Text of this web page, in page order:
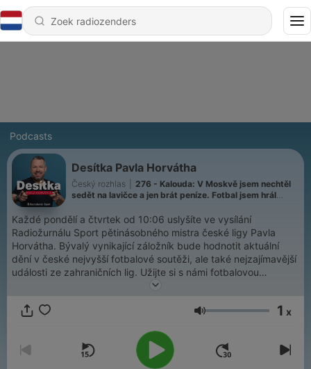
Podcasts
Desítka Pavla Horvátha
Český rozhlas
276 - Kalouda: V Moskvě jsem nechtěl
sedět na lavičce a jen brát peníze. Fotbal jsem hrál
Každé pondělí a čtvrtek od 10:06 uslyšíte ve vysílání
Radiožurnálu Sport pětinásobného mistra české ligy Pavla
Horvátha. Bývalý vynikající záložník bude hodnotit aktuální
dění v české nejvyšší fotbalové soutěži, ale také nejzajímavější
události ze zahraničních lig. Užijte si s námi fotbalovou
Všechny díly podcastu Desítka Pavla Horvátha můžete
mujRozhlas.cz.
Volume 1 x